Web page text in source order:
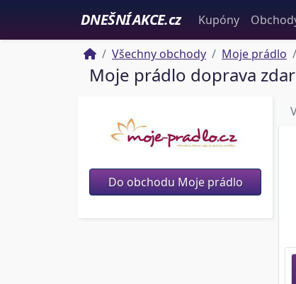
DNEŠNÍ AKCE.cz Kupóny
Všechny obchody Moje prádlo
Moje prádlo doprava
Do obchodu Moje prádlo